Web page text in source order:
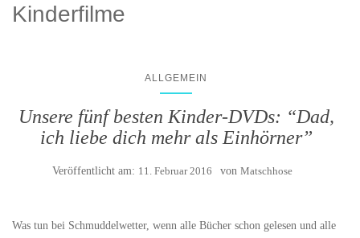
Kinderfilme
ALLGEMEIN
Unsere fünf besten Kinder-DVDs: “Dad,
ich liebe dich mehr als Einhörner”
Veröffentlicht am: 11. Februar 2016 von Matschhose
Was tun bei Schmuddelwetter, wenn alle Bücher schon gelesen und alle